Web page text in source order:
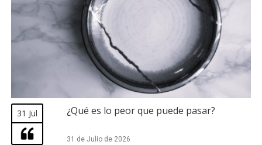
31 Jul ¿Qué es lo peor que puede pasar?
31 de Julio de 2026